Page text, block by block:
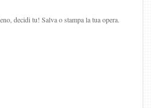
decidi tu! Salva o stampa la tua opera.